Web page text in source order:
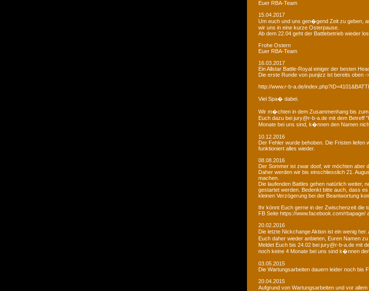
Euer RBA-Team
15.04.2017
Um euch und uns gen�gend Zeit zu geben,
wir uns in eine kurze Osterpause.
Ab dem 22.04 geht der Battlebetrieb wieder los.
Frohe Ostern
Euer RBA-Team
16.03.2017
Ein Allstar Battle-Royal einiger der besten
Die erste Runde von punjizz ist bereits oben -
http://www.r-b-a.de/
Viel Spa� dabei.
Wir m�chten in dem Zusammenhang bis
Euch dazu bei jury@r-b-a.de mit dem Betreff
Monate bei uns sind, k�nnen den Namen
10.12.2016
Der Fehler wurde behoben. Die Fristen liefen
funktioniert alles wieder.
08.08.2016
Der Sommer ist zwar doof, wir möchten aber
Daher werden wir bis einschliesslich 21.
machen.
Die laufenden Battles gehen natürlich weiter,
gestartet werden. Bedenkt bitte auch, dass
kleinen Verzögerung bei der Beantwortung
Ihr könnt Euch gerne in der Zwischenzeit die
FB Seite https://www.facebook.com/rbapage/
20.02.2016
Die letzte Nickchange Aktion ist ein wenig
Euch daher wieder anbieten, Euren Namen
Meldet Euch bis 24.02 bei jury@r-b-a.de mit
noch keine 4 Monate bei uns sind k�nnen
03.05.2015
Die Wartungsarbeiten dauern leider noch bis
20.04.2015
Aufgrund von Wartungsarbeiten und vor